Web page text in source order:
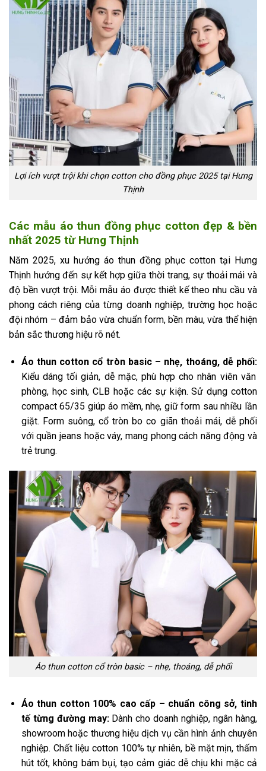
Lợi ích vượt trội khi chọn cotton cho đồng phục 2025 tại Hưng
Thịnh
Các mẫu áo thun đồng phục cotton đẹp & bền
nhất 2025 từ Hưng Thịnh
Năm 2025, xu hướng áo thun đồng phục cotton tại Hưng
Thịnh hướng đến sự kết hợp giữa thời trang, sự thoải mái và
độ bền vượt trội. Mỗi mẫu áo được thiết kế theo nhu cầu và
phong cách riêng của từng doanh nghiệp, trường học hoặc
đội nhóm – đảm bảo vừa chuẩn form, bền màu, vừa thể hiện
bản sắc thương hiệu rõ nét.
Áo thun cotton cổ tròn basic – nhẹ, thoáng, dễ phối:
Kiểu dáng tối giản, dễ mặc, phù hợp cho nhân viên văn
phòng, học sinh, CLB hoặc các sự kiện. Sử dụng cotton
compact 65/35 giúp áo mềm, nhẹ, giữ form sau nhiều lần
giặt. Form suông, cổ tròn bo co giãn thoải mái, dễ phối
với quần jeans hoặc váy, mang phong cách năng động và
trẻ trung.
Áo thun cotton cổ tròn basic – nhẹ, thoáng, dễ phối
Áo thun cotton 100% cao cấp – chuẩn công sở, tinh
tế từng đường may:Dành cho doanh nghiệp, ngân hàng,
showroom hoặc thương hiệu dịch vụ cần hình ảnh chuyên
nghiệp. Chất liệu cotton 100% tự nhiên, bề mặt mịn, thấm
hút tốt, không bám bụi, tạo cảm giác dễ chịu khi mặc cả